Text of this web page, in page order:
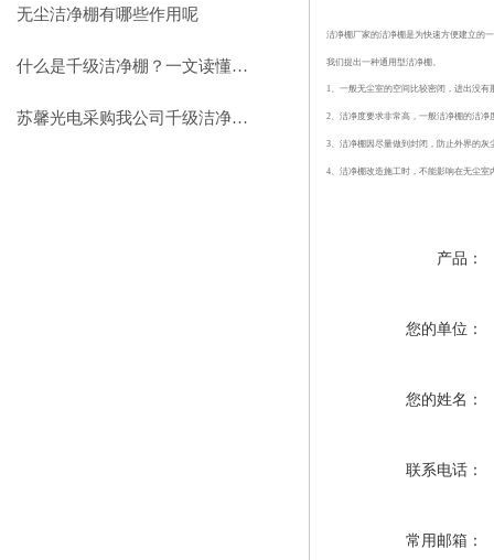
助力环保型半导体产业发展
无尘洁净棚有哪些作用呢
什么是千级洁净棚？一文读懂其结构特点与局部净化优势
苏馨光电采购我公司千级洁净棚普通工作台一批（7月07日）已顺利交货
洁净棚厂家的洁净棚是为快速方便建立的
我们提出一种通用型洁净棚。
1、一般无尘室的空间比较密闭，进出没
2、洁净度要求非常高，一般洁净棚的洁
3、洁净棚因尽量做到封闭，防止外界的
4、洁净棚改造施工时，不能影响在无尘室
产品：
您的单位：
您的姓名：
联系电话：
常用邮箱：